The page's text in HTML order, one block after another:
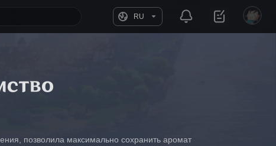
RU
позволила максимально сохранить аромат